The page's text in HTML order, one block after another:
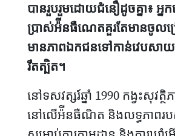
បានរួបរួមដោយជំនឿដូចគ្នា៖ អ្នក
ប្រាស់អ៉ីនធឺណេតគួរតែមានចូល
មានភាពឯកជនទៅកាន់វេបសា
រឹតត្បិត។
នៅទសវត្សរ៍ឆ្នាំ 1990 កង្វះសុវត្ថិ
នៅលើអ៉ីនធឺណិត និងលទ្ធភាពរបស់